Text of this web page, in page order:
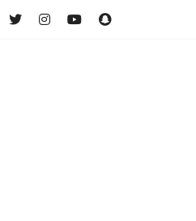
FacebookTwitterInstagramYouTube